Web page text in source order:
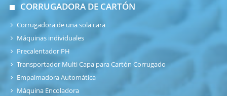
CORRUGADORA DE CARTÓN
Corrugadora de una sola cara
Máquinas individuales
Precalentador PH
Transportador Multi Capa para Cartón Corrugado
Empalmadora Automática
Máquina Encoladora